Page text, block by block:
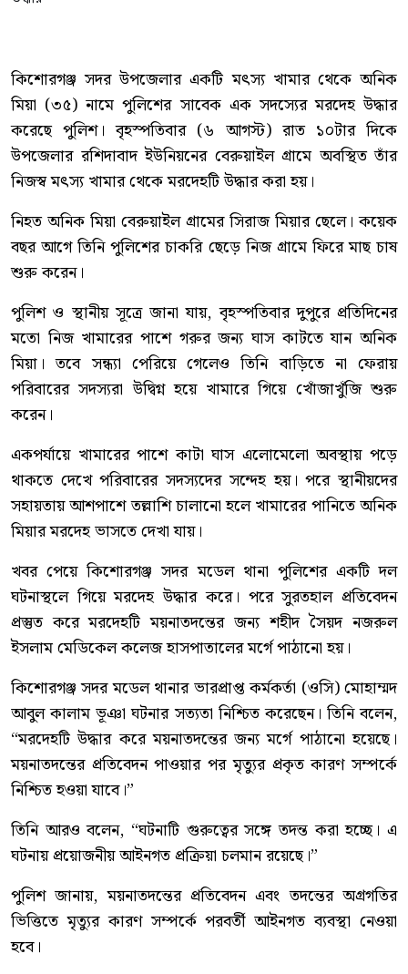
কিশোরগঞ্জ সদর উপজেলার একটি মৎস্য খামার থেকে অনিক
মিয়া (৩৫) নামে পুলিশের সাবেক এক সদস্যের মরদেহ উদ্ধার
করেছে পুলিশ। বৃহস্পতিবার (৬ আগস্ট) রাত ১০টার দিকে
উপজেলার রশিদাবাদ ইউনিয়নের বেরুয়াইল গ্রামে অবস্থিত তাঁর
নিজস্ব মৎস্য খামার থেকে মরদেহটি উদ্ধার করা হয়।
নিহত অনিক মিয়া বেরুয়াইল গ্রামের সিরাজ মিয়ার ছেলে। কয়েক
বছর আগে তিনি পুলিশের চাকরি ছেড়ে নিজ গ্রামে ফিরে মাছ চাষ
শুরু করেন।
পুলিশ ও স্থানীয় সূত্রে জানা যায়, বৃহস্পতিবার দুপুরে প্রতিদিনের
মতো নিজ খামারের পাশে গরুর জন্য ঘাস কাটতে যান অনিক
মিয়া। তবে সন্ধ্যা পেরিয়ে গেলেও তিনি বাড়িতে না ফেরায়
পরিবারের সদস্যরা উদ্বিগ্ন হয়ে খামারে গিয়ে খোঁজাখুঁজি শুরু
করেন।
একপর্যায়ে খামারের পাশে কাটা ঘাস এলোমেলো অবস্থায় পড়ে
থাকতে দেখে পরিবারের সদস্যদের সন্দেহ হয়। পরে স্থানীয়দের
সহায়তায় আশপাশে তল্লাশি চালানো হলে খামারের পানিতে অনিক
মিয়ার মরদেহ ভাসতে দেখা যায়।
খবর পেয়ে কিশোরগঞ্জ সদর মডেল থানা পুলিশের একটি দল
ঘটনাস্থলে গিয়ে মরদেহ উদ্ধার করে। পরে সুরতহাল প্রতিবেদন
প্রস্তুত করে মরদেহটি ময়নাতদন্তের জন্য শহীদ সৈয়দ নজরুল
ইসলাম মেডিকেল কলেজ হাসপাতালের মর্গে পাঠানো হয়।
কিশোরগঞ্জ সদর মডেল থানার ভারপ্রাপ্ত কর্মকর্তা (ওসি) মোহাম্মদ
আবুল কালাম ভূঞা ঘটনার সত্যতা নিশ্চিত করেছেন। তিনি বলেন,
“মরদেহটি উদ্ধার করে ময়নাতদন্তের জন্য মর্গে পাঠানো হয়েছে।
ময়নাতদন্তের প্রতিবেদন পাওয়ার পর মৃত্যুর প্রকৃত কারণ সম্পর্কে
নিশ্চিত হওয়া যাবে।”
তিনি আরও বলেন, “ঘটনাটি গুরুত্বের সঙ্গে তদন্ত করা হচ্ছে। এ
ঘটনায় প্রয়োজনীয় আইনগত প্রক্রিয়া চলমান রয়েছে।”
পুলিশ জানায়, ময়নাতদন্তের প্রতিবেদন এবং তদন্তের অগ্রগতির
ভিত্তিতে মৃত্যুর কারণ সম্পর্কে পরবর্তী আইনগত ব্যবস্থা নেওয়া
হবে।